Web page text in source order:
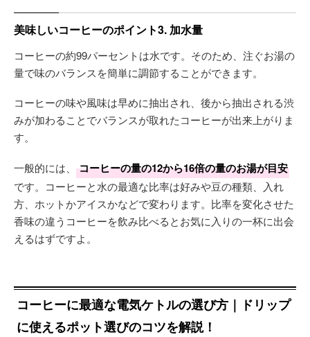
美味しいコーヒーのポイント3. 加水量
コーヒーの約99パーセントは水です。そのため、注ぐお湯の
量で味のバランスを簡単に調節することができます。
コーヒーの味や風味は早めに抽出され、後から抽出される渋
みが加わることでバランスが取れたコーヒーが出来上がりま
す。
一般的には、 コーヒーの量の12から16倍の量のお湯が目安
です。コーヒーと水の最適な比率は好みや豆の種類、入れ
方、ホットかアイスかなどで変わります。比率を変化させた
香味の違うコーヒーを飲み比べるとお気に入りの一杯に出会
えるはずですよ。
コーヒーに最適な電気ケトルの選び方｜ドリップ
に使えるポット選びのコツを解説！